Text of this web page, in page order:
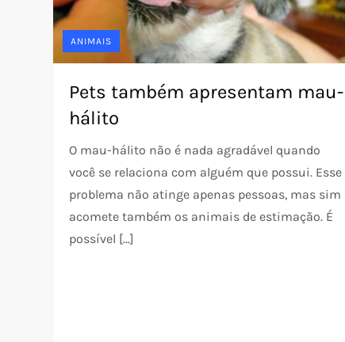
ANIMAIS
Pets também apresentam mau-
hálito
O mau-hálito não é nada agradável quando
você se relaciona com alguém que possui. Esse
problema não atinge apenas pessoas, mas sim
acomete também os animais de estimação. É
possível […]